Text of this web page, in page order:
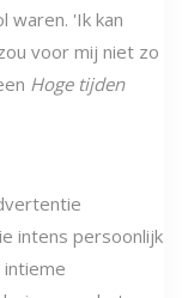
waren. 'Ik kan
voor mij niet zo
Hoge tijden
intens persoonlijk
intieme